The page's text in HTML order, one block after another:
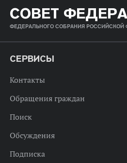
СОВЕТ
ФЕДЕРАЛЬНОГО СОБРАНИЯ РОССИЙСКОЙ
СЕРВИСЫ
Контакты
Обращения граждан
Поиск
Обсуждения
Подписка